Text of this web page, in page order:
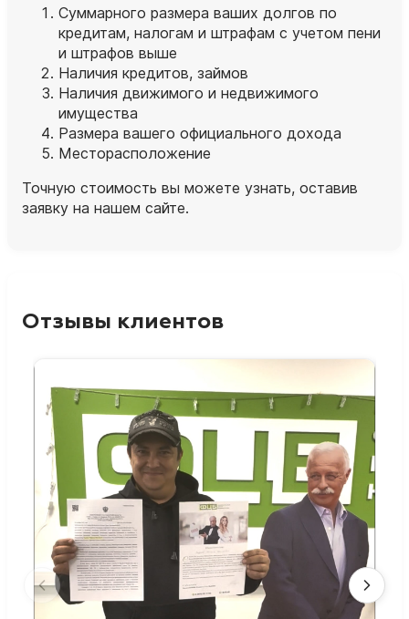
Суммарного размера ваших долгов по
кредитам, налогам и штрафам с учетом пени
и штрафов выше
Наличия кредитов, займов
Наличия движимого и недвижимого
имущества
Размера вашего официального дохода
Месторасположение
Точную стоимость вы можете узнать, оставив
заявку на нашем сайте.
Отзывы клиентов